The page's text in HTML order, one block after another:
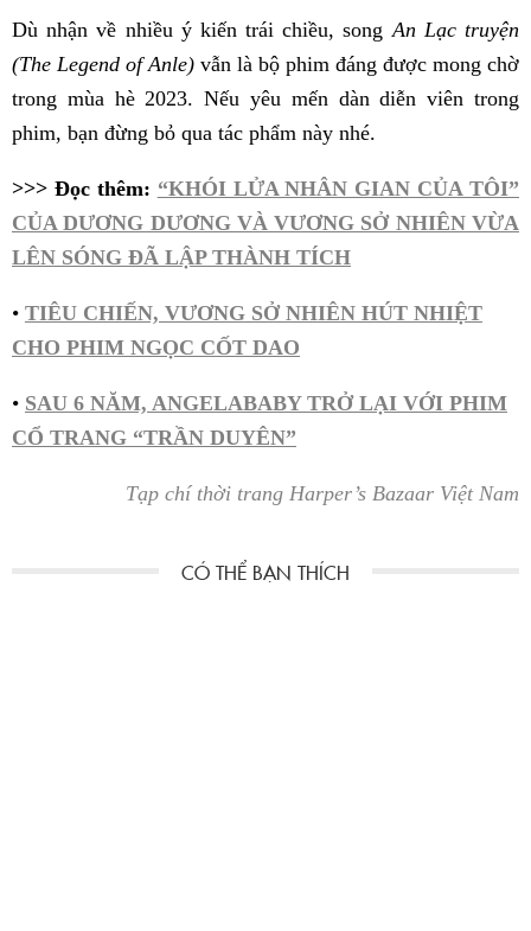
Dù nhận về nhiều ý kiến trái chiều, song An Lạc truyện
(The Legend of Anle) vẫn là bộ phim đáng được mong chờ
trong mùa hè 2023. Nếu yêu mến dàn diễn viên trong
phim, bạn đừng bỏ qua tác phẩm này nhé.
>>> Đọc thêm: “KHÓI LỬA NHÂN GIAN CỦA TÔI”
CỦA DƯƠNG DƯƠNG VÀ VƯƠNG SỞ NHIÊN VỪA
LÊN SÓNG ĐÃ LẬP THÀNH TÍCH
• TIÊU CHIẾN, VƯƠNG SỞ NHIÊN HÚT NHIỆT
CHO PHIM NGỌC CỐT DAO
• SAU 6 NĂM, ANGELABABY TRỞ LẠI VỚI PHIM
CỔ TRANG “TRẦN DUYÊN”
Tạp chí thời trang Harper’s Bazaar Việt Nam